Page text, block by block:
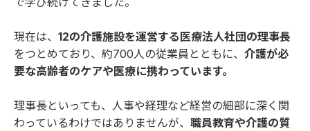
現在は、 12の介護施設を運営する医療法人社団の理事長
をつとめており、約700人の従業員とともに、 介護が必
要な高齢者のケアや医療に携わっています。
理事長といっても、人事や経理など経営の細部に深く関
わっているわけではありませんが、 職員教育や介護の質